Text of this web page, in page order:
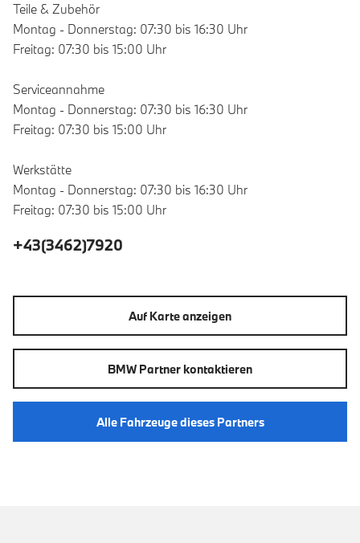
Teile & Zubehör
Montag - Donnerstag: 07:30 bis 16:30 Uhr
Freitag: 07:30 bis 15:00 Uhr
Serviceannahme
Montag - Donnerstag: 07:30 bis 16:30 Uhr
Freitag: 07:30 bis 15:00 Uhr
Werkstätte
Montag - Donnerstag: 07:30 bis 16:30 Uhr
Freitag: 07:30 bis 15:00 Uhr
+43(3462)7920
Auf Karte anzeigen
BMW Partner kontaktieren
Alle Fahrzeuge dieses Partners